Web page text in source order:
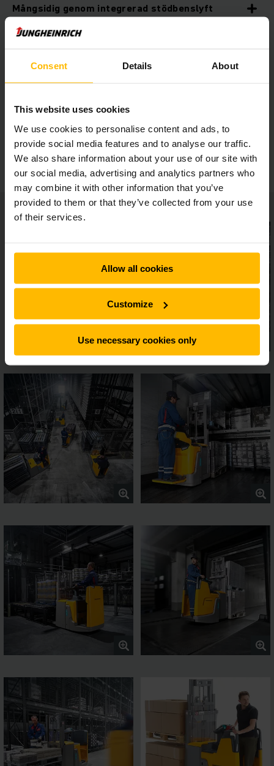
Consent Details About
This website uses cookies
We use cookies to personalise content and ads, to
provide social media features and to analyse our traffic.
We also share information about your use of our site with
our social media, advertising and analytics partners who
may combine it with other information that you’ve
provided to them or that they’ve collected from your use
of their services.
Allow all cookies
Customize
Use necessary cookies only
Mångsidig genom integrerad stödbenslyft
från 200 Ah till 465 Ah.
Extrautrustning